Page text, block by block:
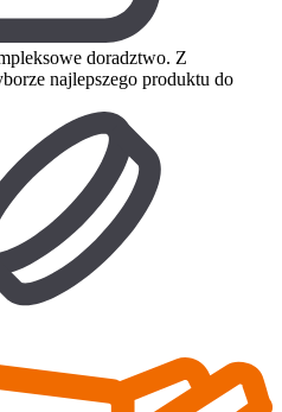
doradztwo. Z
najlepszego produktu do